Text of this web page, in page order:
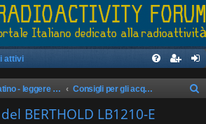
attivi
Mercatino - leggere il regolamento prima di postare Consigli per gli acquisti - CERCO
BERTHOLD LB1210-E